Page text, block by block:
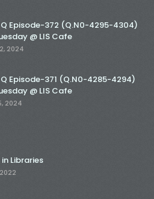
Episode-372 (Q.N0-4295-4304)
@ LIS Cafe
2024
Episode-371 (Q.N0-4285-4294)
@ LIS Cafe
2024
Libraries